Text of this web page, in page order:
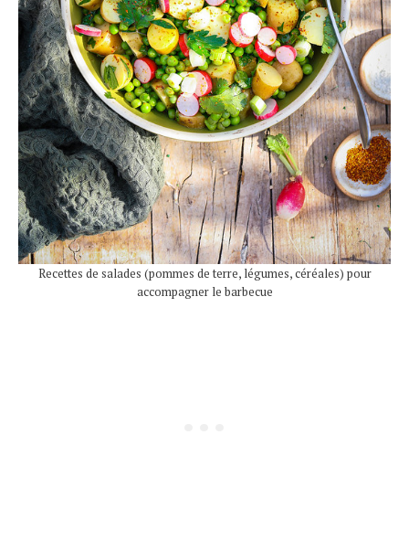
Recettes de salades (pommes de terre, légumes, céréales) pour
accompagner le barbecue